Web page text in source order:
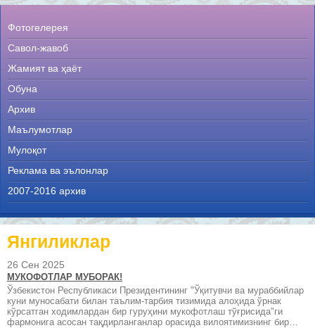
Фотогелерея
Савол-жавоб
Жамият ва ҳаёт
Обуна
Архив
Маълумотлар
Мулоқот
Реклама ва эълонлар
2007-2016 архив
Янгиликлар
26 Сен 2025
МУКОФОТЛАР МУБОРАК!
Ўзбекистон Республикаси Президентининг "Ўқитувчи ва мураббийлар
куни муносабати билан таълим-тарбия тизимида алоҳида ўрнак
кўрсатган ходимлардан бир гуруҳини мукофотлаш тўғрисида"ги
фармонига асосан тақдирланганлар орасида вилоятимизнинг бир…